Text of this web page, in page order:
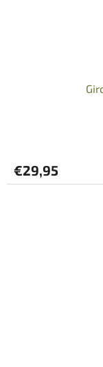
€29,95